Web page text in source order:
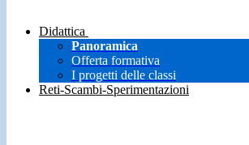
Didattica
Panoramica
Offerta formativa
I progetti delle classi
Reti-Scambi-Sperimentazioni